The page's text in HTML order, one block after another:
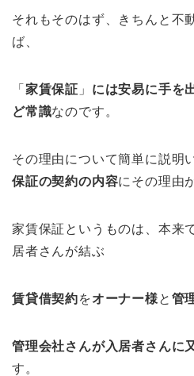
それもそのはず、きちんと不
ば、
「 家賃保証 」 には安易に手を
ど常識なのです。
その理由について簡単に説明
保証の契約の内容にその理由
家賃保証というものは、本来
居者さんが結ぶ
賃貸借契約をオーナー様と 管
管理会社さんが入居者さんに
す。